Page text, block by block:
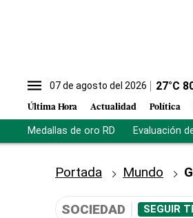
07 de agosto del 2026 27°C
Última Hora Actualidad Política
Medallas de oro RD Evaluación
Portada Mundo
SOCIEDAD SEGUIR